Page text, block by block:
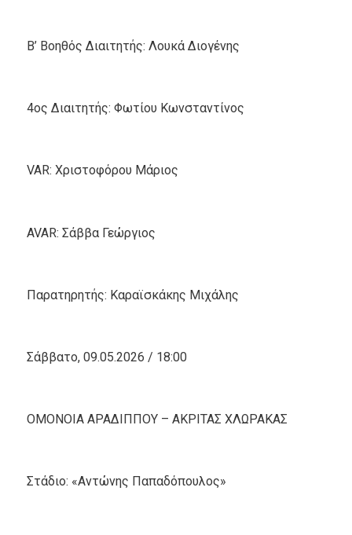
Β’ Βοηθός Διαιτητής: Λουκά Διογένης
4ος Διαιτητής: Φωτίου Κωνσταντίνος
VAR: Χριστοφόρου Μάριος
AVAR: Σάββα Γεώργιος
Παρατηρητής: Καραϊσκάκης Μιχάλης
Σάββατο, 09.05.2026 / 18:00
ΟΜΟΝΟΙΑ ΑΡΑΔΙΠΠΟΥ – ΑΚΡΙΤΑΣ ΧΛΩΡΑΚΑΣ
Στάδιο: «Αντώνης Παπαδόπουλος»